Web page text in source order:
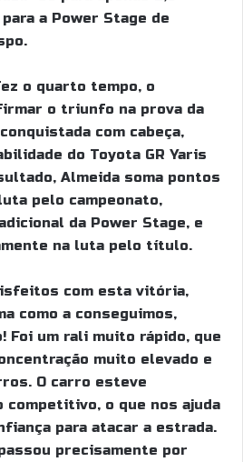
a Power Stage de
o quarto tempo, o
o triunfo na prova da
com cabeça,
do Toyota GR Yaris
Almeida soma pontos
pelo campeonato,
da Power Stage, e
na luta pelo título.
com esta vitória,
como a conseguimos,
Foi um rali muito rápido, que
muito elevado e
O carro esteve
o que nos ajuda
para atacar a estrada.
precisamente por